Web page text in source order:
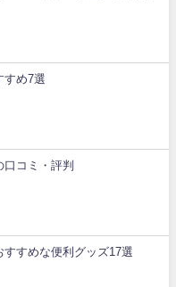
すめ7選
コミ・評判
すめな便利グッズ17選